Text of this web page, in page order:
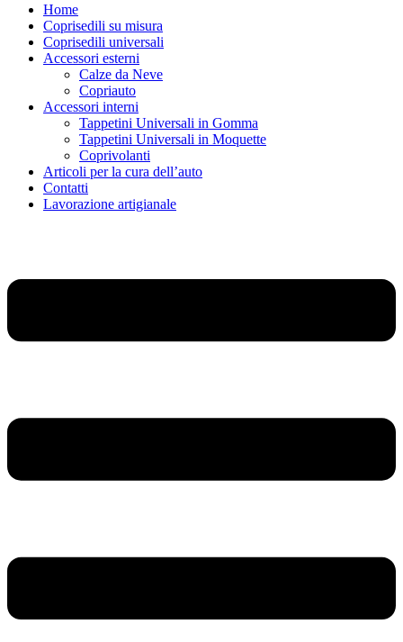
Home
Coprisedili su misura
Coprisedili universali
Accessori esterni
Calze da Neve
Copriauto
Accessori interni
Tappetini Universali in Gomma
Tappetini Universali in Moquette
Coprivolanti
Articoli per la cura dell’auto
Contatti
Lavorazione artigianale